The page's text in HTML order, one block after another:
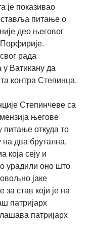
је показивао
питање о
део његовог
рада
Ватикану да
контра Степинца.
Степинчеве са
његове
питање откуда то
на два брутална,
која сеју и
урадили оно што
јаке
став који је на
патријарх
патријарх